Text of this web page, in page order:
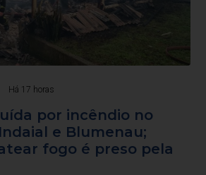
Há 17 horas
por incêndio no
e Blumenau;
fogo é preso pela